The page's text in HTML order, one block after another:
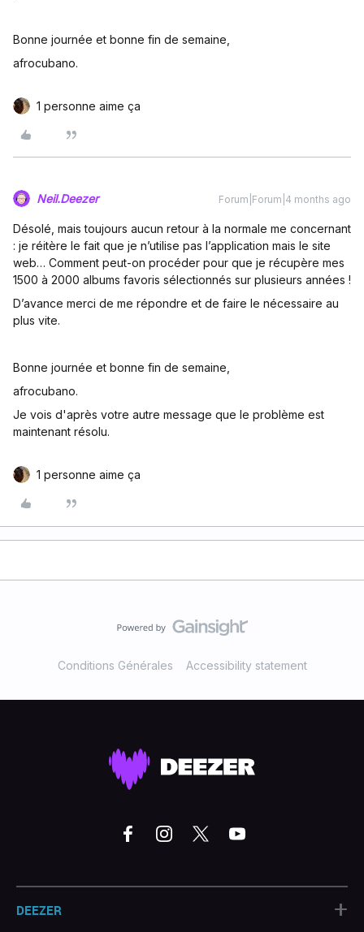
Bonne journée et bonne fin de semaine,
afrocubano.
1 personne aime ça
Neil.Deezer Forum|Forum|4 months ago
Désolé, mais toujours aucun retour à la normale me concernant
: je réitère le fait que je n’utilise pas l’application mais le site
web… Comment peut-on procéder pour que je récupère mes
1500 à 2000 albums favoris sélectionnés sur plusieurs années !
D’avance merci de me répondre et de faire le nécessaire au
plus vite.
Bonne journée et bonne fin de semaine,
afrocubano.
Je vois d'après votre autre message que le problème est
maintenant résolu.
1 personne aime ça
Conditions Générales Accessibility statement
DEEZER +